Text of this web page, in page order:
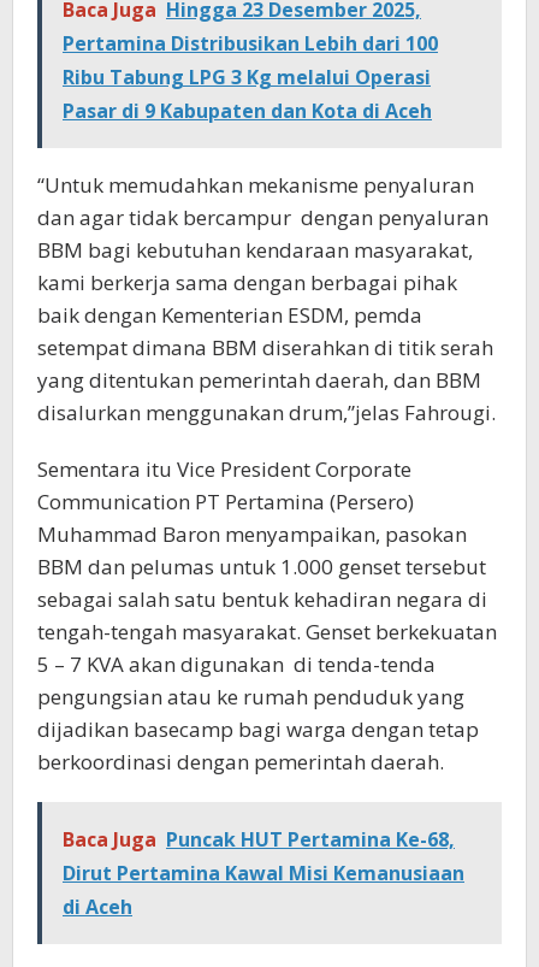
Baca Juga Hingga 23 Desember 2025,
Pertamina Distribusikan Lebih dari 100
Ribu Tabung LPG 3 Kg melalui Operasi
Pasar di 9 Kabupaten dan Kota di Aceh
“Untuk memudahkan mekanisme penyaluran
dan agar tidak bercampur dengan penyaluran
BBM bagi kebutuhan kendaraan masyarakat,
kami berkerja sama dengan berbagai pihak
baik dengan Kementerian ESDM, pemda
setempat dimana BBM diserahkan di titik serah
yang ditentukan pemerintah daerah, dan BBM
disalurkan menggunakan drum,”jelas Fahrougi.
Sementara itu Vice President Corporate
Communication PT Pertamina (Persero)
Muhammad Baron menyampaikan, pasokan
BBM dan pelumas untuk 1.000 genset tersebut
sebagai salah satu bentuk kehadiran negara di
tengah-tengah masyarakat. Genset berkekuatan
5 – 7 KVA akan digunakan di tenda-tenda
pengungsian atau ke rumah penduduk yang
dijadikan basecamp bagi warga dengan tetap
berkoordinasi dengan pemerintah daerah.
Baca Juga Puncak HUT Pertamina Ke-68,
Dirut Pertamina Kawal Misi Kemanusiaan
di Aceh